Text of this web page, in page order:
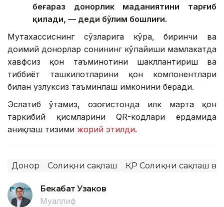
беғараз донорлик маданиятини тарғиб
қилади, — деди бўлим бошлиғи.
Мутахассиснинг сўзларига кўра, биринчи ва
доимий донорлар сонининг кўпайиши мамлакатда
хавфсиз қон таъминотини шакллантириш ва
тиббиёт ташкилотларини қон компонентлари
билан узлуксиз таъминлаш имконини беради.
Эслатиб ўтамиз, Қозоғистонда илк марта қон
таркибий қисмларини QR-кодлари ёрдамида
аниқлаш тизими жорий этилди.
Донор Соғлиқни сақлаш ҚР Соғлиқни сақлаш
Бекабат Узаков
Муаллиф